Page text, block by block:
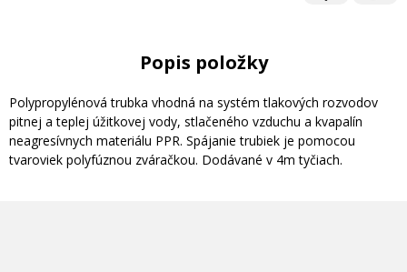
Popis položky
Polypropylénová trubka vhodná na systém tlakových rozvodov
pitnej a teplej úžitkovej vody, stlačeného vzduchu a kvapalín
neagresívnych materiálu PPR. Spájanie trubiek je pomocou
tvaroviek polyfúznou zváračkou. Dodávané v 4m tyčiach.